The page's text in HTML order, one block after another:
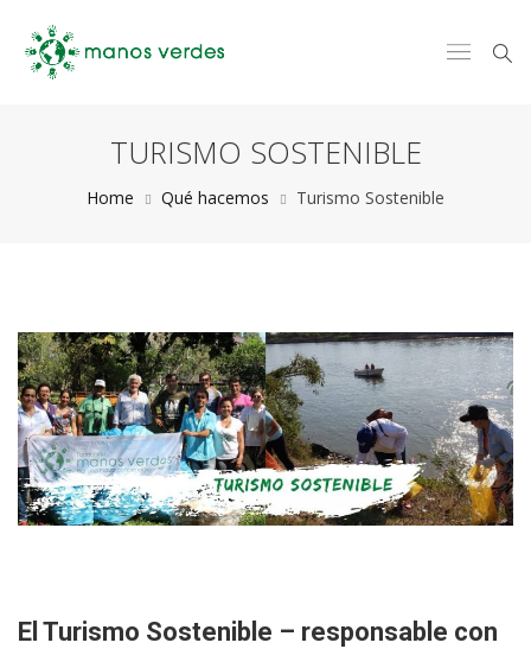
TURISMO SOSTENIBLE
Home Qué hacemos Turismo Sostenible
El Turismo Sostenible – responsable con